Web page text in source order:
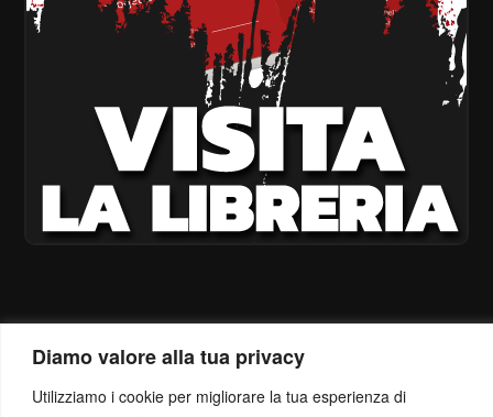
Diamo valore alla tua privacy
Utilizziamo i cookie per migliorare la tua esperienza di